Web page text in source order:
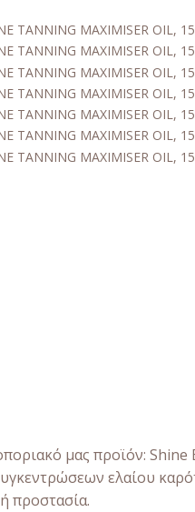
μας προϊόν:
ελαίου
προστασία.